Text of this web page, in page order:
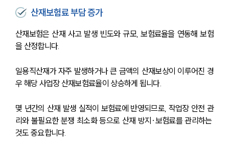
산재보험료 부담 증가
산재보험은 산재 사고 발생 빈도와 규모, 보험료율을 연동해 보험
을 산정합니다.
일용직산재가 자주 발생하거나 큰 금액의 산재보상이 이루어진 경
우 해당 사업장 산재보험료율이 상승하게 됩니다.
몇 년간의 산재 발생 실적이 보험료에 반영되므로, 작업장 안전 관
리와 불필요한 분쟁 최소화 등으로 산재 방지·보험료를 관리하는
것도 중요합니다.